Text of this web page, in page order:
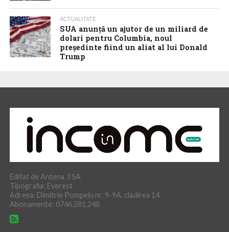
ACTUALITATE
SUA anunţă un ajutor de un miliard de
dolari pentru Columbia, noul
preşedinte fiind un aliat al lui Donald
Trump
Editat de Antena 3 SA
Tipografia: Everest
Adresa: Dimitrie Pompeiu nr. 9-9A, clădirea 14
Abonamente: 0746.281.248